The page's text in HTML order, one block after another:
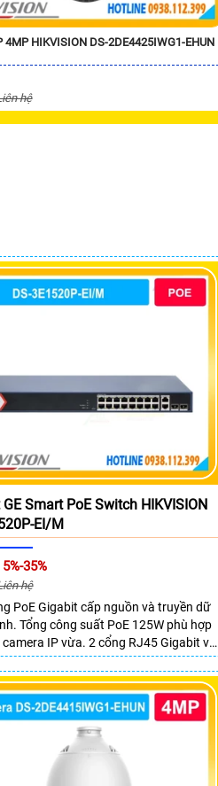
4MP HIKVISION DS-2DE4425IWG1-EHUN
hệ
GE Smart PoE Switch HIKVISION
EI/M
35%
hệ
PoE Gigabit cấp nguồn và truyền dữ
Tổng công suất PoE 125W phù hợp
camera IP vừa. 2 cổng RJ45 Gigabit và
SFP mở rộng linh hoạt. Hỗ trợ
xa tối đa lên đến 300 mét.